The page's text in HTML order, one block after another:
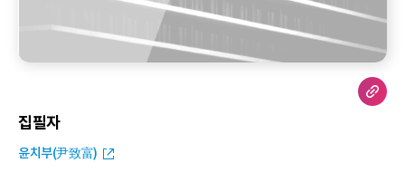
집필자
윤치부(尹致富)